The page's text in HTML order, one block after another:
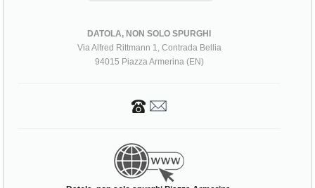
DATOLA, NON SOLO SPURGHI
Via Alfred Rittmann 1, Contrada Bellia